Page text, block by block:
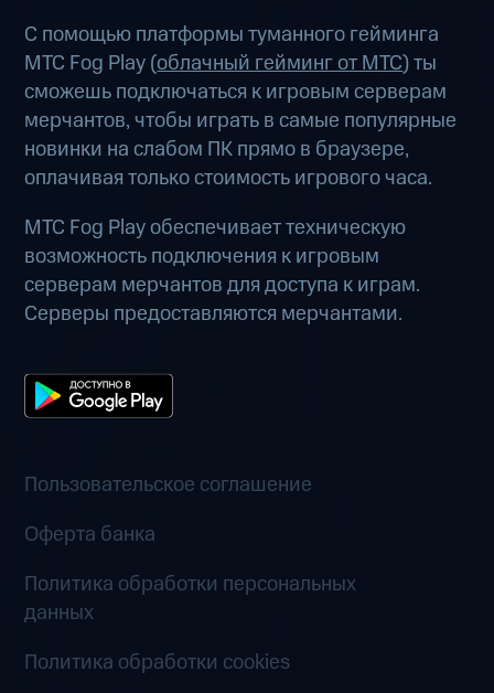
С помощью платформы туманного гейминга
МТС Fog Play (облачный гейминг от МТС) ты
сможешь подключаться к игровым серверам
мерчантов, чтобы играть в самые популярные
новинки на слабом ПК прямо в браузере,
оплачивая только стоимость игрового часа.
МТС Fog Play обеспечивает техническую
возможность подключения к игровым
серверам мерчантов для доступа к играм.
Серверы предоставляются мерчантами.
Пользовательское соглашение
Оферта банка
Политика обработки персональных
данных
Политика обработки cookies